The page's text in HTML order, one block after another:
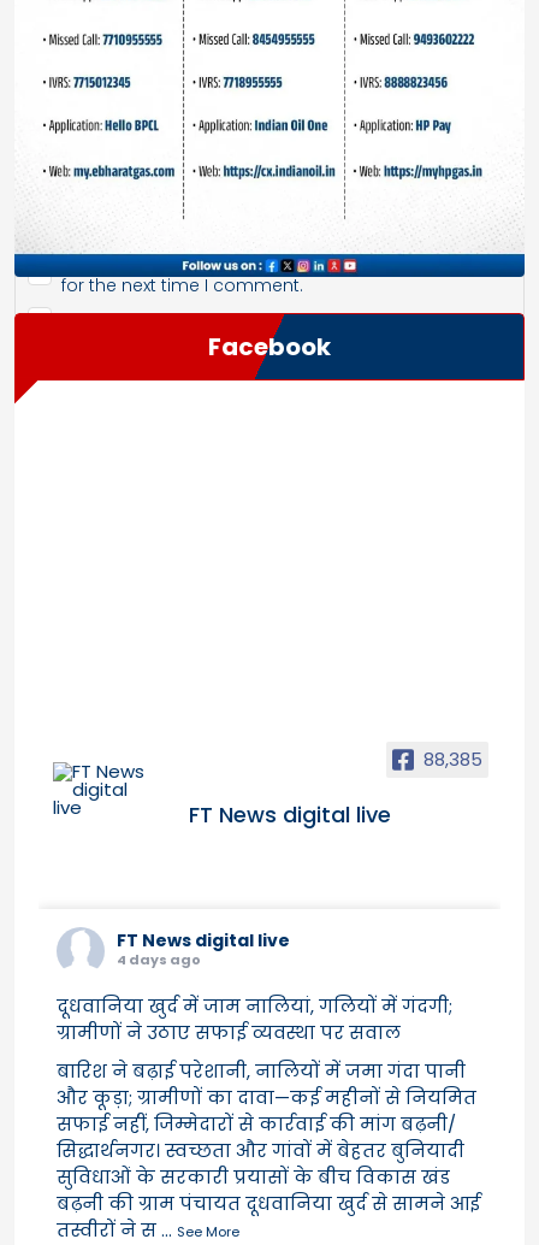
Save my name, email, and website in this browser
for the next time I comment.
Facebook
88,385
FT News digital live
FT News digital live
4 days ago
दूधवानिया खुर्द में जाम नालियां, गलियों में गंदगी;
ग्रामीणों ने उठाए सफाई व्यवस्था पर सवाल
बारिश ने बढ़ाई परेशानी, नालियों में जमा गंदा पानी
और कूड़ा; ग्रामीणों का दावा—कई महीनों से नियमित
सफाई नहीं, जिम्मेदारों से कार्रवाई की मांग बढ़नी/
सिद्धार्थनगर। स्वच्छता और गांवों में बेहतर बुनियादी
सुविधाओं के सरकारी प्रयासों के बीच विकास खंड
बढ़नी की ग्राम पंचायत दूधवानिया खुर्द से सामने आई
तस्वीरों ने स... See More